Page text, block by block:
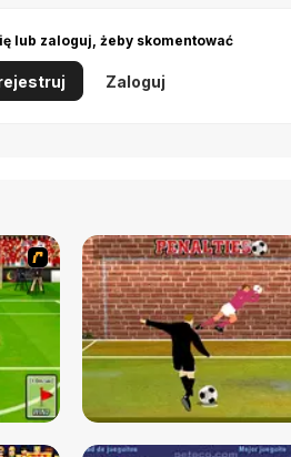
lub zaloguj, żeby skomentować
Zaloguj